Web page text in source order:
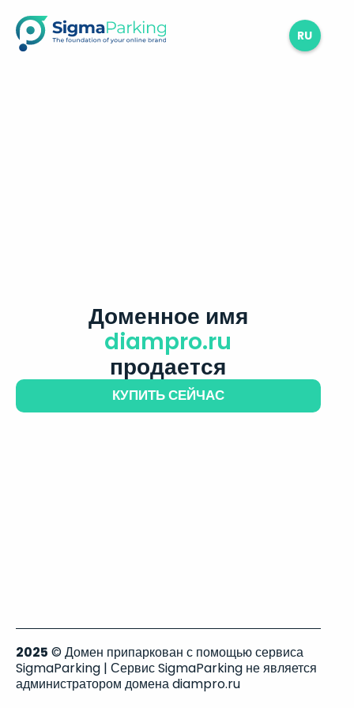
RU
Доменное имя
diampro.ru
продается
КУПИТЬ СЕЙЧАС
2025 © Домен припаркован с помощью сервиса
SigmaParking | Сервис SigmaParking не является
администратором домена diampro.ru